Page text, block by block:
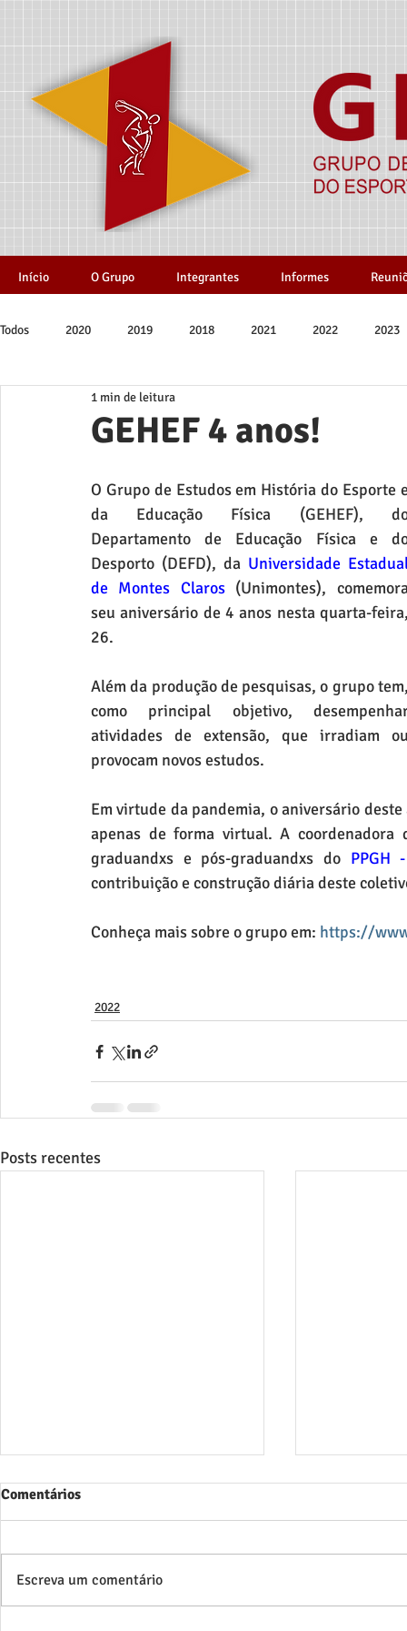
Início O Grupo Integrantes Informes
Todos 2020 2019 2018 2021 2022 2023
GEHEF 4 anos!
1 min de leitura
O Grupo de Estudos em História do Esporte
da Educação Física (GEHEF),
Departamento de Educação Física e
Desporto (DEFD), da Universidade
de Montes Claros (Unimontes),
seu aniversário de 4 anos nesta quarta-
26.
Além da produção de pesquisas, o grupo
como principal objetivo,
atividades de extensão, que irradiam
provocam novos estudos.
Em virtude da pandemia, o aniversário
apenas de forma virtual. A
graduandxs e pós-graduandxs do PPGH
contribuição e construção diária deste
Conheça mais sobre o grupo em: https://
2022
Posts recentes
Comentários
Escreva um comentário